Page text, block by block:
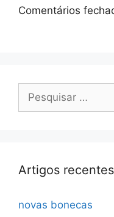
Comentários
por:
Artigos recentes
novas bonecas